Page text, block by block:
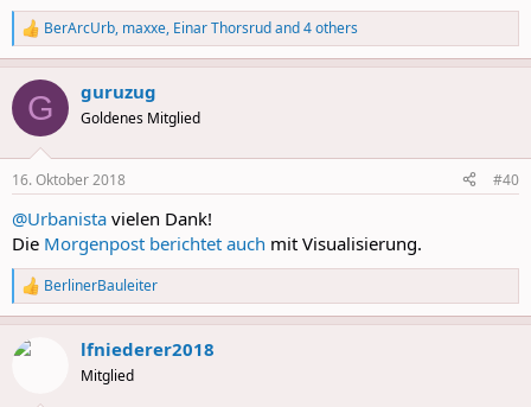
R
e
a
c
i
s
BerArcUrb, maxxe, Einar Thorsrudand 4 others
G guruzug
Goldenes Mitglied
16. Oktober 2018 #40
@Urbanista vielen Dank!
Die Morgenpost berichtet auch mit Visualisierung.
R
e
a
c
BerlinerBauleiter
lfniederer2018
Mitglied